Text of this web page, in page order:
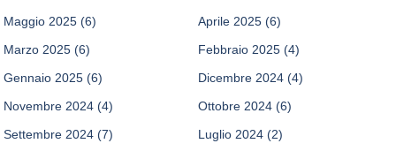
Maggio 2025 (6) Aprile 2025 (6)
Marzo 2025 (6) Febbraio 2025 (4)
Gennaio 2025 (6) Dicembre 2024 (4)
Novembre 2024 (4) Ottobre 2024 (6)
Settembre 2024 (7) Luglio 2024 (2)